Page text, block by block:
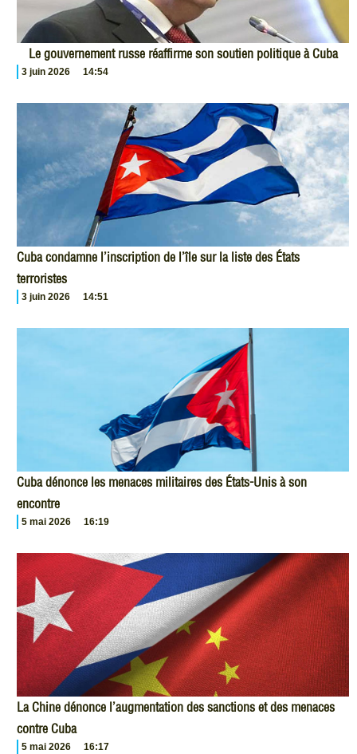
Le gouvernement russe réaffirme son soutien politique à Cuba
3 juin 2026 14:54
Cuba condamne l’inscription de l’île sur la liste des États
terroristes
3 juin 2026 14:51
Cuba dénonce les menaces militaires des États-Unis à son
encontre
5 mai 2026 16:19
La Chine dénonce l’augmentation des sanctions et des menaces
contre Cuba
5 mai 2026 16:17